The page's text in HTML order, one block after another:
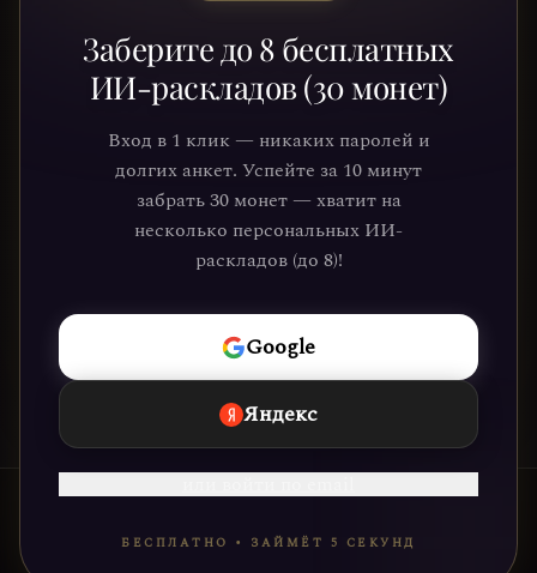
Заберите до 8 бесплатных
ИИ-раскладов (30 монет)
Вход в 1 клик — никаких паролей и
долгих анкет. Успейте за 10 минут
забрать 30 монет — хватит на
несколько персональных ИИ-
раскладов (до 8)!
Google
Яндекс
БЕСПЛАТНО • ЗАЙМЁТ 5 СЕКУНД
Готовы узнать свой
путь?
Присоединяйтесь к тысячам людей,
которые обрели ясность и понимание
через нашу платформу. Ваше
путешествие к себе уже ждёт.
НАЧАТЬ